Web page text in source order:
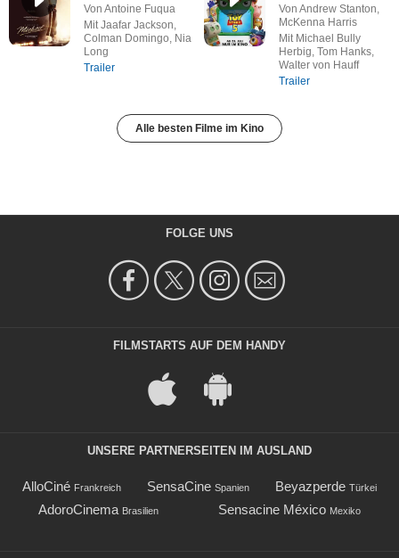
Von Antoine Fuqua
Mit Jaafar Jackson,
Colman Domingo, Nia
Long
Trailer
Von Andrew Stanton,
McKenna Harris
Mit Michael Bully
Herbig, Tom Hanks,
Walter von Hauff
Trailer
Alle besten Filme im Kino
FOLGE UNS
FILMSTARTS AUF DEM HANDY
UNSERE PARTNERSEITEN IM AUSLAND
AlloCiné Frankreich SensaCine Spanien Beyazperde Türkei
AdoroCinema Brasilien Sensacine México Mexiko